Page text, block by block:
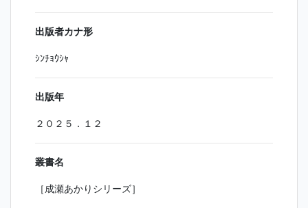
出版者カナ形
ｼﾝﾁｮｳｼｬ
出版年
２０２５．１２
叢書名
［成瀬あかりシリーズ］